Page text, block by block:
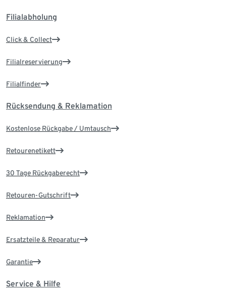
Filialabholung
Click & Collect
Filialreservierung
Filialfinder
Rücksendung & Reklamation
Kostenlose Rückgabe / Umtausch
Retourenetikett
30 Tage Rückgaberecht
Retouren-Gutschrift
Reklamation
Ersatzteile & Reparatur
Garantie
Service & Hilfe